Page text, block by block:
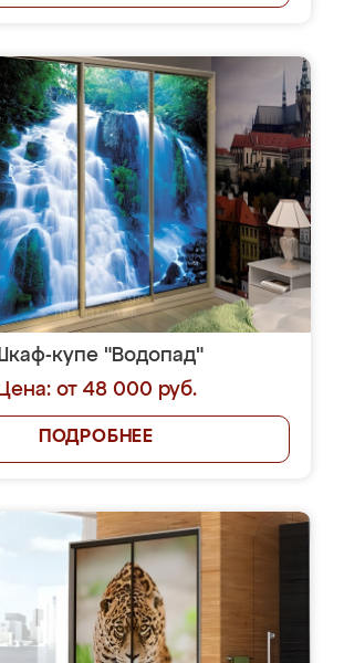
купе "Водопад"
Цена: от 48 000 руб.
ПОДРОБНЕЕ